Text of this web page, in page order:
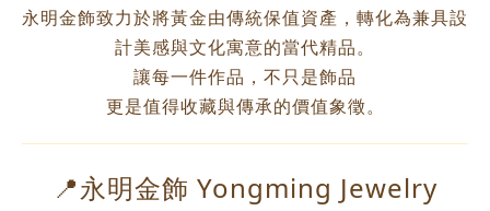
永明金飾致力於將黃金由傳統保值資產，轉化為兼具設
計美感與文化寓意的當代精品。
讓每一件作品，不只是飾品
更是值得收藏與傳承的價值象徵。
📍永明金飾 Yongming Jewelry